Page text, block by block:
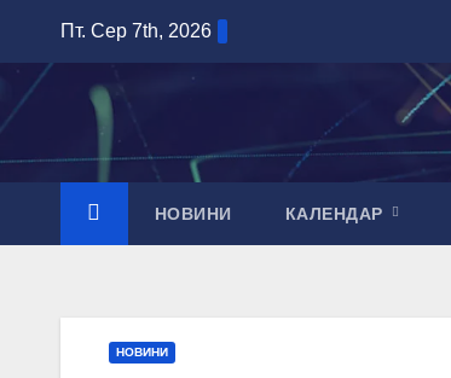
вмісту
Пт. Сер 7th, 2026
НОВИНИ КАЛЕНДАР
НОВИНИ